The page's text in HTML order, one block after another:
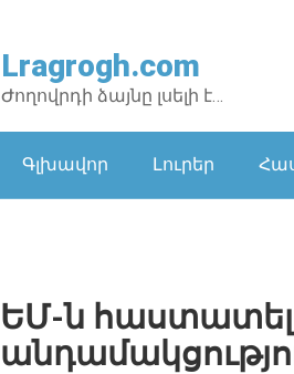
Lragrogh.com
Ժողովրդի ձայնը լսելի է…
Գլխավոր Լուրեր
ԵՄ-ն հաստատել